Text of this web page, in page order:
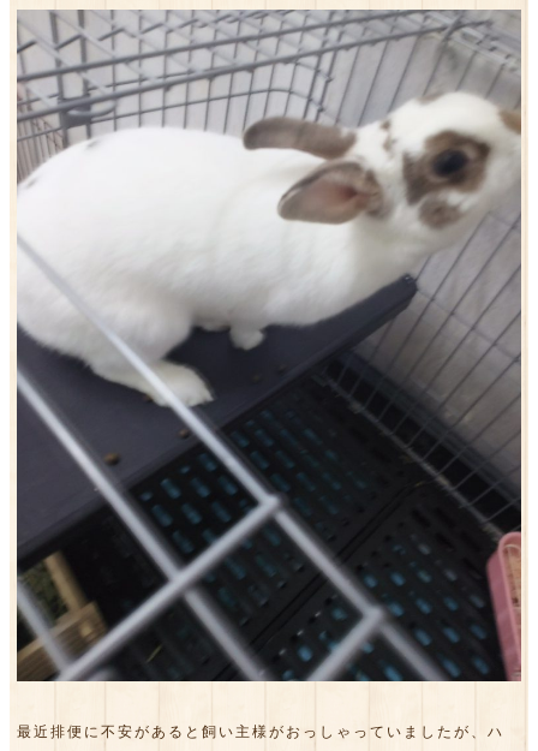
最近排便に不安があると飼い主様がおっしゃっていましたが、ハ